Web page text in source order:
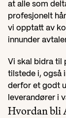
at alle som
profesjonelt
vi opptatt av
innunder
Vi skal bidra til
tilstede i, også
derfor et godt
leverandører i
Hvordan bli